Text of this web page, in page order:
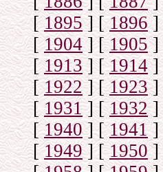
[1895] [1896]
[1904] [1905]
[1913] [1914]
[1922] [1923]
[1931] [1932]
[1940] [1941]
[1949] [1950]